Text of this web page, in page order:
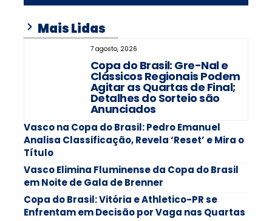
Mais Lidas
7 agosto, 2026
Copa do Brasil: Gre-Nal e
Clássicos Regionais Podem
Agitar as Quartas de Final;
Detalhes do Sorteio são
Anunciados
Vasco na Copa do Brasil: Pedro Emanuel
Analisa Classificação, Revela ‘Reset’ e Mira o
Título
Vasco Elimina Fluminense da Copa do Brasil
em Noite de Gala de Brenner
Copa do Brasil: Vitória e Athletico-PR se
Enfrentam em Decisão por Vaga nas Quartas